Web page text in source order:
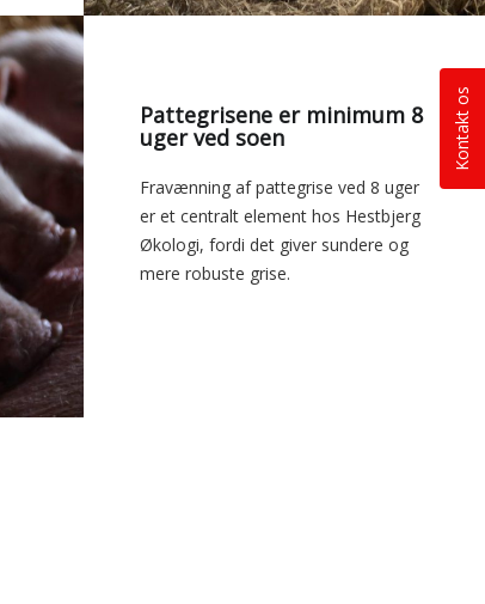
Pattegrisene er minimum 8
uger ved soen
Fravænning af pattegrise ved 8 uger
er et centralt element hos Hestbjerg
Økologi, fordi det giver sundere og
mere robuste grise.
Kontakt os